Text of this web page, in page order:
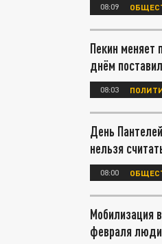
08:09
Пекин меняет
днём
08:03
День
нельзя
08:00
Мобилизация
февраля